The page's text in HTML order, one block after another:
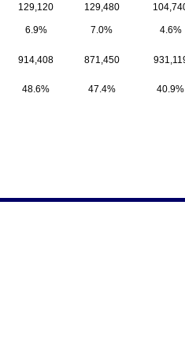
129,120 129,480
6.9% 7.0% 4.6%
914,408 871,450
48.6% 47.4% 40.9%